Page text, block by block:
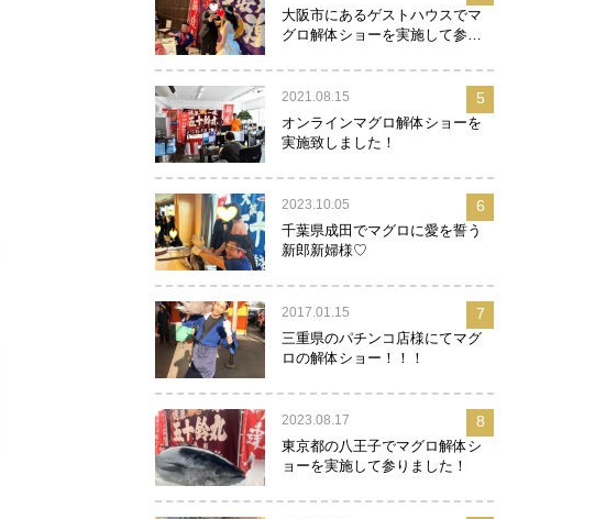
大阪市にあるゲストハウスでマ
グロ解体ショーを実施して参り
2021.08.15
オンラインマグロ解体ショーを
実施致しました！
5
2023.10.05
千葉県成田でマグロに愛を誓う
新郎新婦様♡
6
2017.01.15
三重県のパチンコ店様にてマグ
ロの解体ショー！！！
7
2023.08.17
東京都の八王子でマグロ解体シ
ョーを実施して参りました！
8